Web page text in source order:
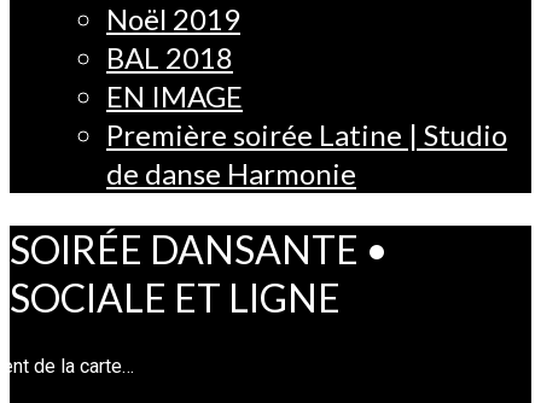
Noël 2019
BAL 2018
EN IMAGE
Première soirée Latine | Studio
de danse Harmonie
SOIRÉE DANSANTE •
SOCIALE ET LIGNE
de la carte…